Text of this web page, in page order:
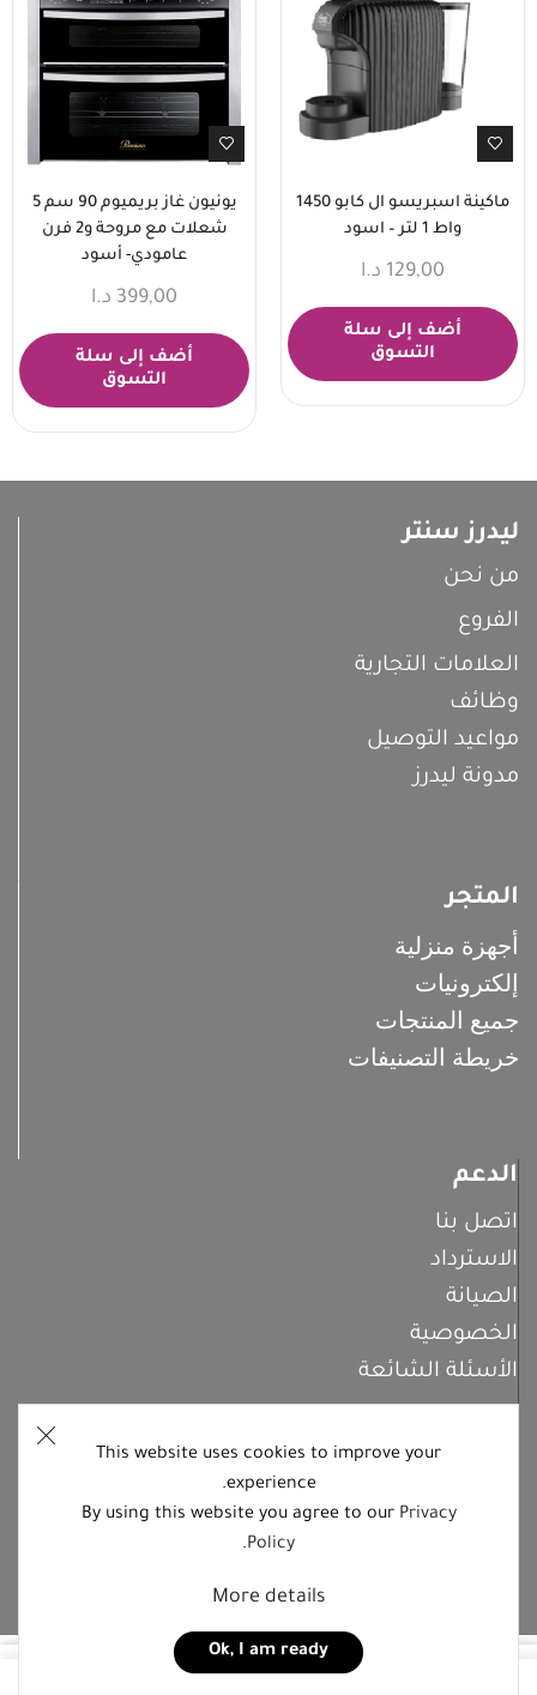
ماكينة اسبريسو ال كابو 1450
واط 1 لتر – اسود
129,00 د.ا
أضف إلى سلة
التسوق
يونيون غاز بريميوم 90 سم 5
شعلات مع مروحة و2 فرن
عامودي- أسود
399,00 د.ا
أضف إلى سلة
التسوق
This website uses cookies to improve your
experience.
By using this website you agree to our Privacy
Policy
.
More details
Ok, I am ready
ليدرز سنتر
من نحن
الفروع
العلامات التجارية
وظائف
مواعيد التوصيل
مدونة ليدرز
المتجر
أجهزة منزلية
إلكترونيات
جميع المنتجات
خريطة التصنيفات
الدعم
اتصل بنا
الاسترداد
الصيانة
الخصوصية
الأسئلة الشائعة
اشترك معنا
تابعنا على منصات التواصل الاجتماعي